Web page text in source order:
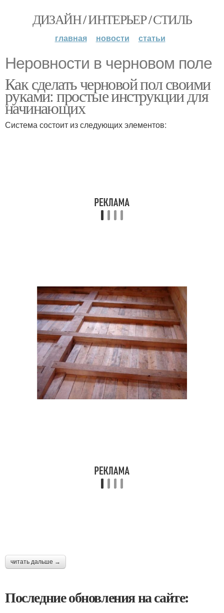
ДИЗАЙН / ИНТЕРЬЕР / СТИЛЬ
главная новости статьи
Неровности в черновом поле
Как сделать черновой пол своими
руками: простые инструкции для
начинающих
Система состоит из следующих элементов:
читать дальше →
Последние обновления на сайте: